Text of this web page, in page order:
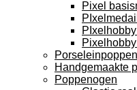
Pixel
Porseleinpoppen
Handgemaakte
Poppenogen